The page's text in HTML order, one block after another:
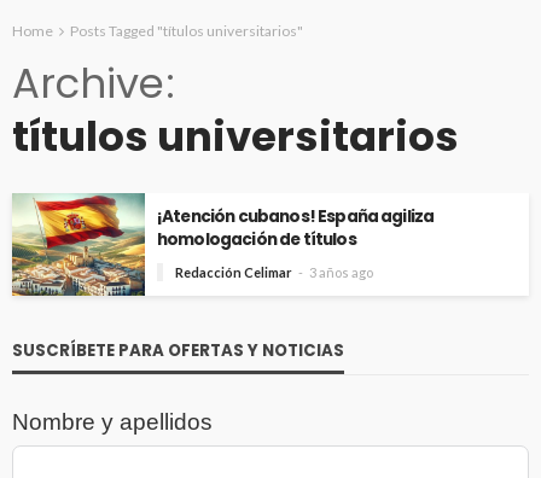
Home Posts Tagged "títulos universitarios"
Archive
títulos universitarios
¡Atención cubanos! España agiliza
homologación de títulos
Redacción Celimar 3 años ago
SUSCRÍBETE PARA OFERTAS Y NOTICIAS
Nombre y apellidos